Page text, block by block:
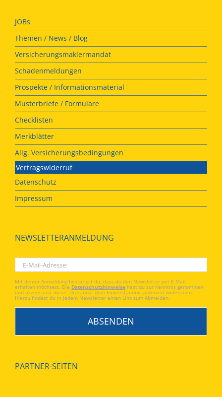
JOBs
Themen / News / Blog
Versicherungsmaklermandat
Schadenmeldungen
Prospekte / Informationsmaterial
Musterbriefe / Formulare
Checklisten
Merkblätter
Allg. Versicherungsbedingungen
Vertragswiderruf
Datenschutz
Impressum
NEWSLETTERANMELDUNG
Mit deiner Anmeldung bestätigst du, dass du den Newsletter per E-Mail
erhalten möchtest. Die Datenschutzhinweise hast du zur Kenntnis genommen
und akzeptierst diese. Du kannst dein Einverständnis jederzeit widerrufen.
Hierzu findest du in jedem Newsletter einen Link zum Abmelden.
PARTNER-SEITEN